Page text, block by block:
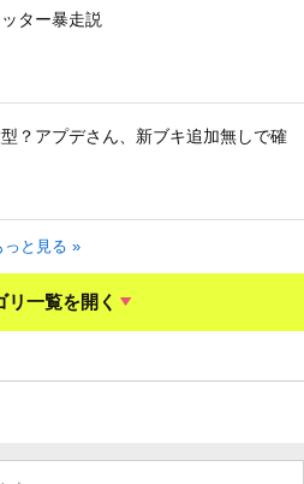
ター暴走説
型？アプデさん、新ブキ追加無しで確
っと見る »
リ一覧を開く